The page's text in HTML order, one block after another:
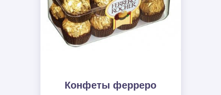
Конфеты ферреро